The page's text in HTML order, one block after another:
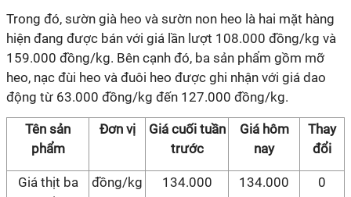
Trong đó, sườn già heo và sườn non heo là hai mặt hàng
hiện đang được bán với giá lần lượt 108.000 đồng/kg và
159.000 đồng/kg. Bên cạnh đó, ba sản phẩm gồm mỡ
heo, nạc đùi heo và đuôi heo được ghi nhận với giá dao
động từ 63.000 đồng/kg đến 127.000 đồng/kg.
Tên sản
phẩm
Đơn vị
Giá cuối tuần
trước
Giá hôm
nay
Thay
đổi
Giá thịt ba
đồng/kg 134.000 134.000 0